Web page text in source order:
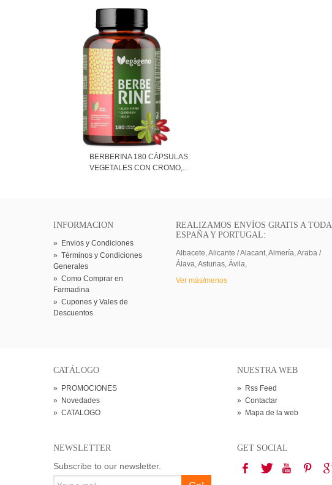
BERBERINA 180 CÁPSULAS
VEGETALES CON CROMO,...
INFORMACION
» Envios y Condiciones
» Términos y Condiciones
Generales
» Como Comprar en
Farmadina
» Cupones y Vales de
Descuentos
REALIZAMOS ENVÍOS GRATIS A TODA
ESPAÑA Y PORTUGAL:
Albacete, Alicante / Alacant, Almería, Araba /
Álava, Asturias, Ávila,
Ver más/menos
CATÁLOGO
» PROMOCIONES
» Novedades
» CATALOGO
NUESTRA WEB
» Rss Feed
» Contactar
» Mapa de la web
NEWSLETTER
Subscribe to our newsletter.
GET SOCIAL